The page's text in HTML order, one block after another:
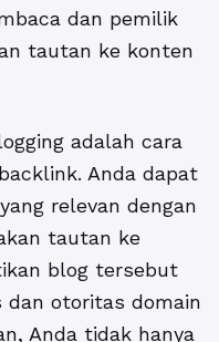
dan pemilik
tautan ke konten
adalah cara
Anda dapat
relevan dengan
tautan ke
blog tersebut
otoritas domain
Anda tidak hanya